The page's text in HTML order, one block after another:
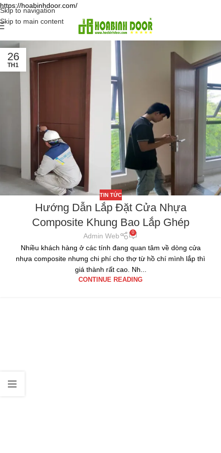
https://hoabinhdoor.com/
Skip to navigation
Skip to main content
26
TH1
TIN TỨC
Hướng Dẫn Lắp Đặt Cửa Nhựa
Composite Khung Bao Lắp Ghép
Admin Web 0
Nhiều khách hàng ở các tính đang quan tâm về dòng cửa
nhựa composite nhưng chi phí cho thợ từ hồ chí mình lắp thì
giá thành rất cao. Nh...
CONTINUE READING